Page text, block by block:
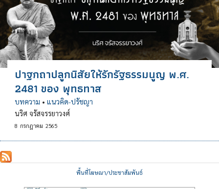
ปาฐกถาปลูกนิสัยให้รักรัฐธรรมนูญ พ.ศ.
2481 ของ พุทธทาส
บทความ • แนวคิด-ปรัชญา
นริศ จรัสจรรยาวงศ์
8 กรกฎาคม 2565
พื้นที่โฆษณา/ประชาสัมพันธ์